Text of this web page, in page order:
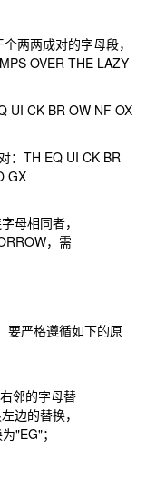
两两成对的字母段，
OVER THE LAZY
UI CK BR OW NF OX
：TH EQ UI CK BR
GX
母相同者，
，需
要严格遵循如下的原
邻的字母替
边的替换，
"EG"；